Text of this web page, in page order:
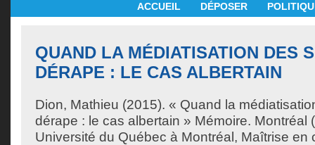
ACCUEIL DÉPOSER
QUAND LA MÉDIATISATION DES
DÉRAPE : LE CAS ALBERTAIN
Dion, Mathieu (2015). « Quand la
dérape : le cas albertain » Mémoire. Montréal
Université du Québec à Montréal, Maîtrise en